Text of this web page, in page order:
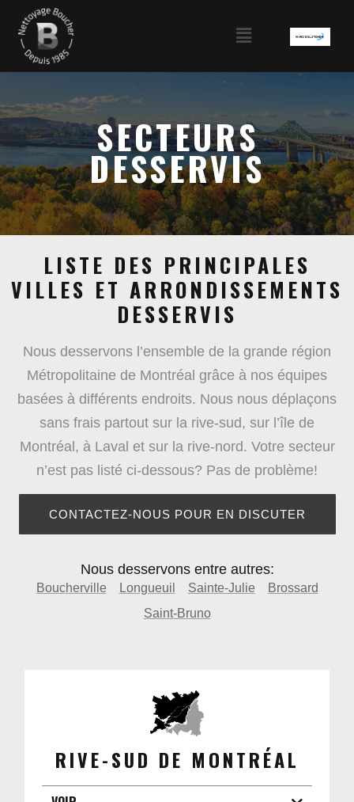
SECTEURS
DESSERVIS
LISTE DES PRINCIPALES
VILLES ET ARRONDISSEMENTS
DESSERVIS
Nous desservons l’ensemble de la grande région
Métropolitaine de Montréal grâce à nos équipes
basées à différents endroits. Nous nous déplaçons
sans frais partout sur la rive-sud, sur l’île de
Montréal, à Laval et sur la rive-nord. Votre secteur
n’est pas listé ci-dessous? Pas de problème!
CONTACTEZ-NOUS POUR EN DISCUTER
Nous desservons entre autres:
Boucherville Longueuil Sainte-Julie
Brossard
Saint-Bruno
RIVE-SUD DE MONTRÉAL